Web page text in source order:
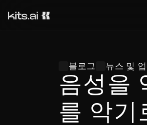
블로그 뉴스 및
음성을
를 악기